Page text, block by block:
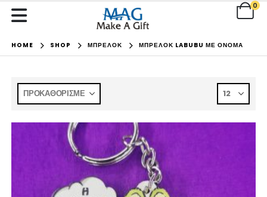
0
HOME SHOP ΜΠΡΕΛΟΚ ΜΠΡΕΛΟΚ LABUBU ΜΕ ΟΝΟΜΑ